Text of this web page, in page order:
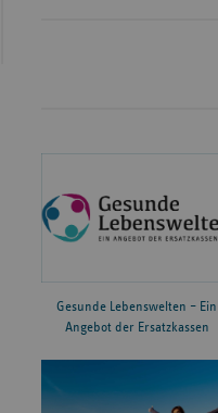
Gesunde Lebenswelten – Ein
Angebot der Ersatzkassen